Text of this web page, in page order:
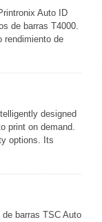
Auto ID
de barras T4000.
rendimiento de
designed
print on demand.
options. Its
barras TSC Auto